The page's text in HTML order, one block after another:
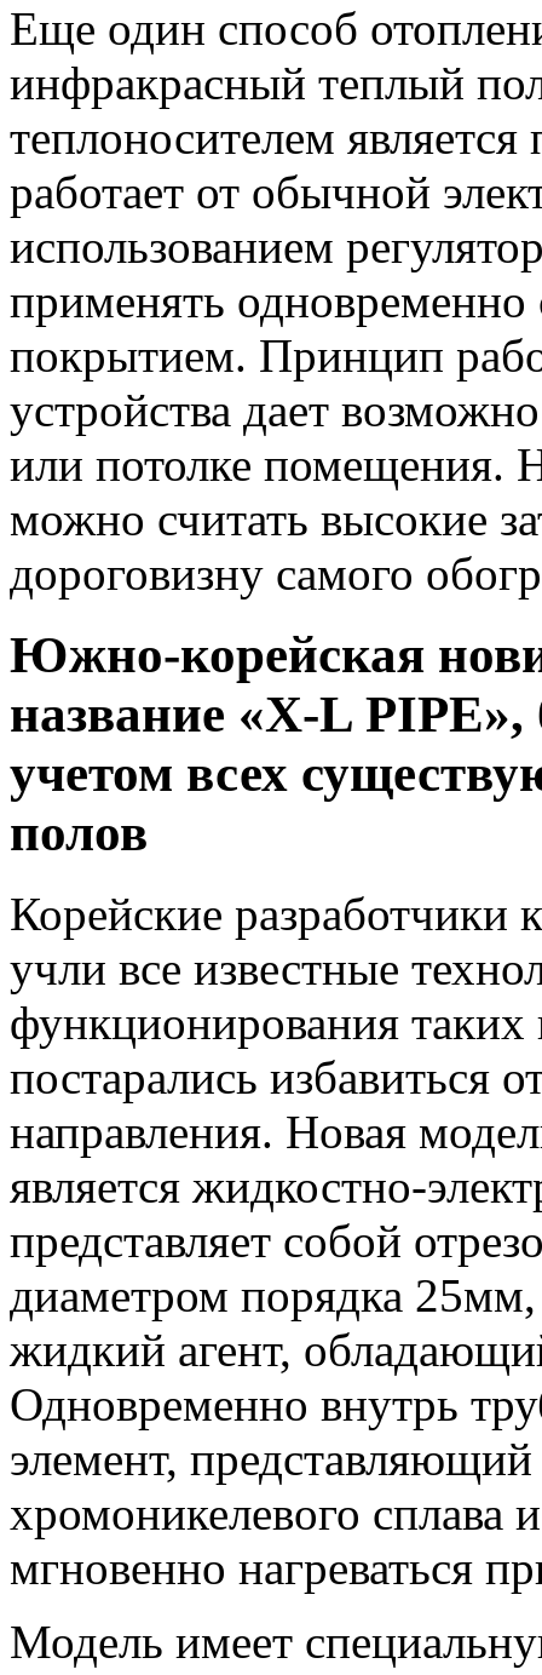
Еще один способ
инфракрасный теплый
теплоносителем
работает от обычной
использованием
применять
покрытием. Принцип
устройства дает
или потолке помещения.
можно считать высокие
дороговизну самого
Южно-корейская
название «X-L PIPE»,
учетом всех
полов
Корейские разработчики
учли все известные
функционирования
постарались избавиться
направления. Новая
является жидкостно-
представляет собой
диаметром порядка 25мм,
жидкий агент,
Одновременно внутрь
элемент,
хромоникелевого
мгновенно нагреваться
Модель имеет